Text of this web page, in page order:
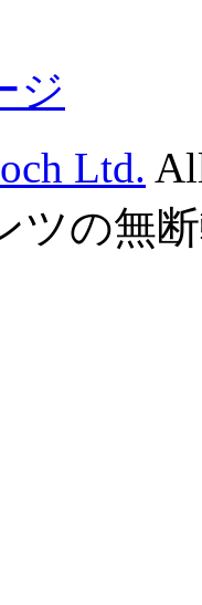
ジ
Ltd.
ツの無